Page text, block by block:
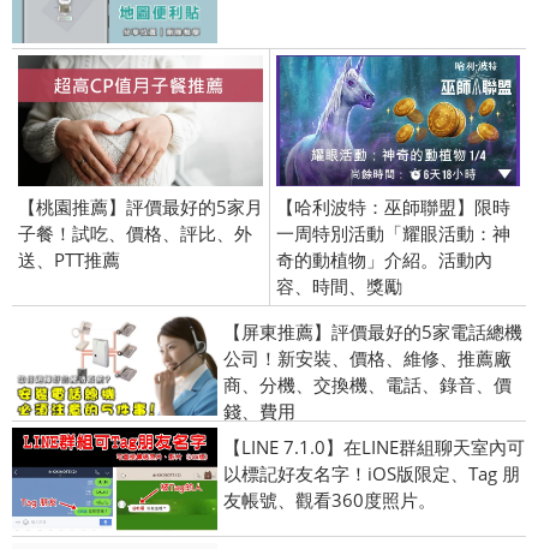
【桃園推薦】評價最好的5家月
子餐！試吃、價格、評比、外
送、PTT推薦
【哈利波特：巫師聯盟】限時
一周特別活動「耀眼活動：神
奇的動植物」介紹。活動內
容、時間、獎勵
【屏東推薦】評價最好的5家電話總機
公司！新安裝、價格、維修、推薦廠
商、分機、交換機、電話、錄音、價
錢、費用
【LINE 7.1.0】在LINE群組聊天室內可
以標記好友名字！iOS版限定、Tag 朋
友帳號、觀看360度照片。